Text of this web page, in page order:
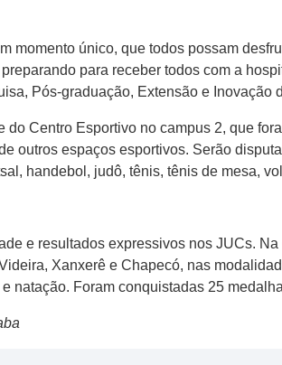
momento único, que todos possam
para receber todos com a
Pós-graduação, Extensão e Inovação
Centro Esportivo no campus 2, que
outros espaços esportivos. Serão
handebol, judô, tênis, tênis de mesa,
e resultados expressivos nos JUCs.
Xanxerê e Chapecó, nas
natação. Foram conquistadas 25